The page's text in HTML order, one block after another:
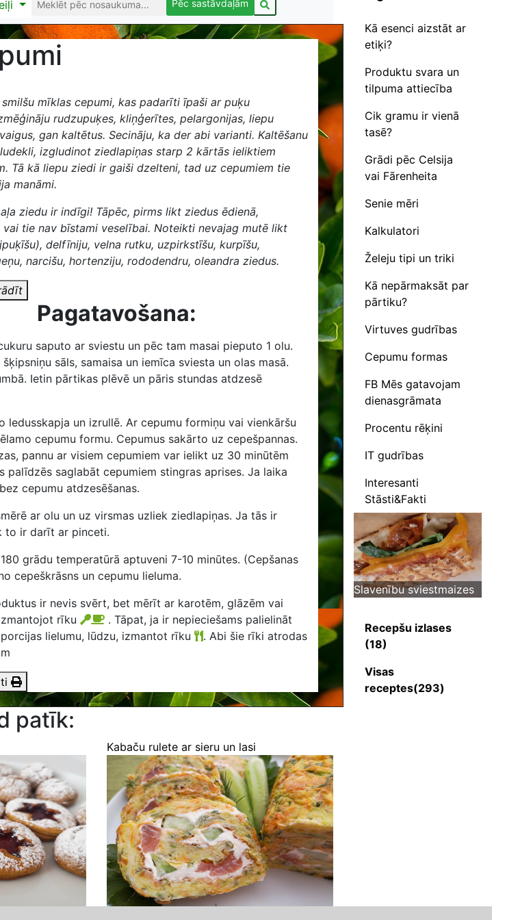
Pēc sastāvdaļām
mīklas cepumi, kas padarīti īpaši ar puķu
rudzupuķes, kliņģerītes, pelargonijas, liepu
gan kaltētus. Secināju, ka der abi varianti. Kaltēšanu
izgludinot ziedlapiņas starp 2 kārtās ieliktiem
Tā kā liepu ziedi ir gaiši dzelteni, tad uz cepumiem tie
manāmi.
ziedu ir indīgi! Tāpēc, pirms likt ziedus ēdienā,
vai tie nav bīstami veselībai. Noteikti nevajag mutē likt
delfīniju, velna rutku, uzpirkstīšu, kurpīšu,
narcišu, hortenziju, rododendru, oleandra ziedus.
Pagatavošana:
saputo ar sviestu un pēc tam masai pieputo 1 olu.
sāls, samaisa un iemīca sviesta un olas masā.
Ietin pārtikas plēvē un pāris stundas atdzesē
ledusskapja un izrullē. Ar cepumu formiņu vai vienkāršu
cepumu formu. Cepumus sakārto uz cepešpannas.
pannu ar visiem cepumiem var ielikt uz 30 minūtēm
palīdzēs saglabāt cepumiem stingras aprises. Ja laika
cepumu atdzesēšanas.
ar olu un uz virsmas uzliek ziedlapiņas. Ja tās ir
to ir darīt ar pinceti.
grādu temperatūrā aptuveni 7-10 minūtes. (Cepšanas
cepeškrāsns un cepumu lieluma.
ir nevis svērt, bet mērīt ar karotēm, glāzēm vai
rīku
. Tāpat, ja ir nepieciešams palielināt
lielumu, lūdzu, izmantot rīku
. Abi šie rīki atrodas
patīk:
Kabaču rulete ar sieru un lasi
Kā esenci aizstāt ar
etiķi?
Produktu svara un
tilpuma attiecība
Cik gramu ir vienā
tasē?
Grādi pēc Celsija
vai Fārenheita
Senie mēri
Kalkulatori
Želeju tipi un triki
Kā nepārmaksāt par
pārtiku?
Virtuves gudrības
Cepumu formas
FB Mēs gatavojam
dienasgrāmata
Procentu rēķini
IT gudrības
Interesanti
Stāsti&Fakti
Slavenību sviestmaizes
Recepšu izlases
(18)
Visas
receptes(293)